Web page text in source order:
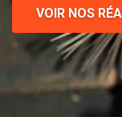
VOIR NOS